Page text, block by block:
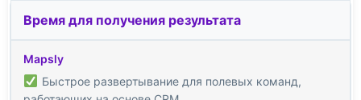
Время для получения результата
Быстрое развертывание для полевых команд,